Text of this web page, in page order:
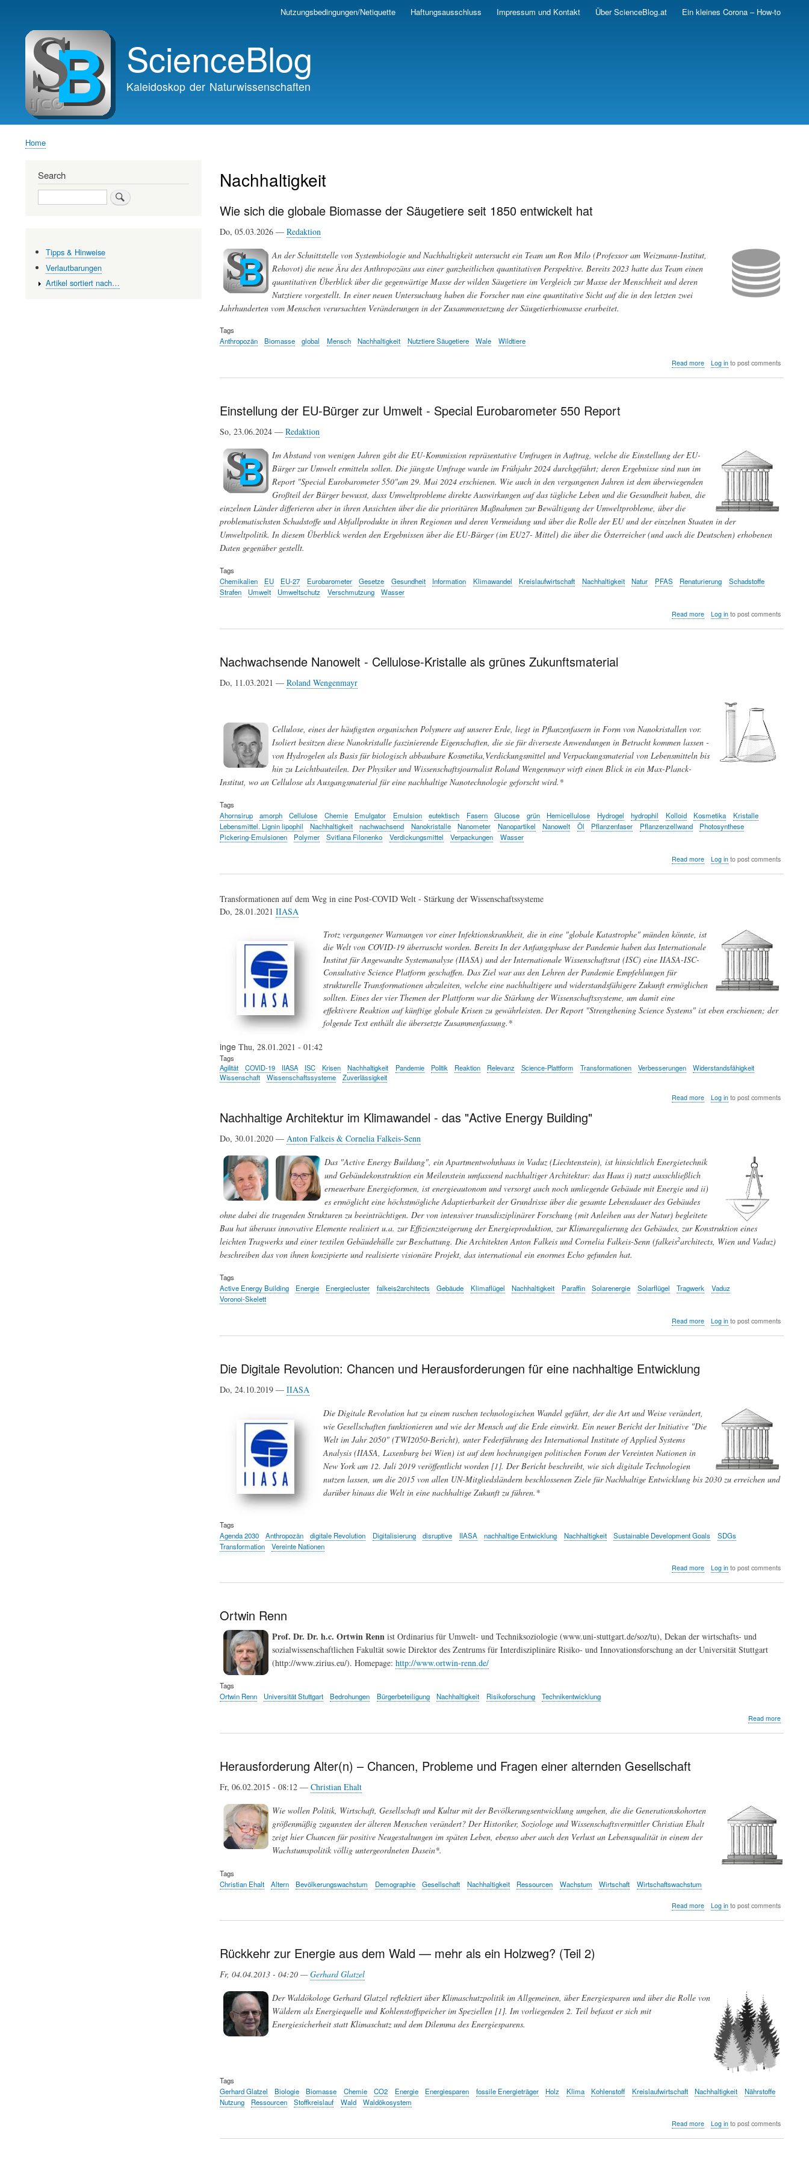
Skip
navigation
Nutzungsbedingungen/Netiquette Haftungsausschluss Impressum und Kontakt Über ScienceBlog.at Ein kleines Corona – How-to
ScienceBlog
Kaleidoskop der Naturwissenschaften
Home
Nachhaltigkeit
Wie sich die globale Biomasse der Säugetiere seit 1850 entwickelt hat
Do, 05.03.2026 — Redaktion
An der Schnittstelle von Systembiologie und Nachhaltigkeit untersucht ein Team um Ron Milo (Professor am Weizmann-Institut,
Rehovot) die neue Ära des Anthropozäns aus einer ganzheitlichen quantitativen Perspektive. Bereits 2023 hatte das Team einen
quantitativen Überblick über die gegenwärtige Masse der wilden Säugetiere im Vergleich zur Masse der Menschheit und deren
Nutztiere vorgestellt. In einer neuen Untersuchung haben die Forscher nun eine quantitative Sicht auf die in den letzten zwei
Jahrhunderten vom Menschen verursachten Veränderungen in der Zusammensetzung der Säugetierbiomasse erarbeitet.
Tags
Anthropozän
Biomasse global Mensch Nachhaltigkeit Nutztiere Säugetiere Wale Wildtiere
Read moreabout
entwickelt
Log into post comments
Einstellung der EU-Bürger zur Umwelt - Special Eurobarometer 550 Report
So, 23.06.2024 — Redaktion
Im Abstand von wenigen Jahren gibt die EU-Kommission repräsentative Umfragen in Auftrag, welche die Einstellung der EU-
Bürger zur Umwelt ermitteln sollen. Die jüngste Umfrage wurde im Frühjahr 2024 durchgeführt; deren Ergebnisse sind nun im
Report "Special Eurobarometer 550"am 29. Mai 2024 erschienen. Wie auch in den vergangenen Jahren ist dem überwiegenden
Großteil der Bürger bewusst, dass Umweltprobleme direkte Auswirkungen auf das tägliche Leben und die Gesundheit haben, die
einzelnen Länder differieren aber in ihren Ansichten über die die prioritären Maßnahmen zur Bewältigung der Umweltprobleme, über die
problematischsten Schadstoffe und Abfallprodukte in ihren Regionen und deren Vermeidung und über die Rolle der EU und der einzelnen Staaten in der
Umweltpolitik. In diesem Überblick werden den Ergebnissen über die EU-Bürger (im EU27- Mittel) die über die Österreicher (und auch die Deutschen) erhobenen
Daten gegenüber gestellt.
Tags
Chemikalien
EU EU-27 Eurobarometer Gesetze Gesundheit Information Klimawandel Kreislaufwirtschaft Nachhaltigkeit Natur PFAS Renaturierung
Schadstoffe
Strafen
Umwelt Umweltschutz Verschmutzung Wasser
Read moreabout
Eurobarometer
Log into post comments
Nachwachsende Nanowelt - Cellulose-Kristalle als grünes Zukunftsmaterial
Do, 11.03.2021 — Roland Wengenmayr
Cellulose, eines der häufigsten organischen Polymere auf unserer Erde, liegt in Pflanzenfasern in Form von Nanokristallen vor.
Isoliert besitzen diese Nanokristalle faszinierende Eigenschaften, die sie für diverseste Anwendungen in Betracht kommen lassen -
von Hydrogelen als Basis für biologisch abbaubare Kosmetika,Verdickungsmittel und Verpackungsmaterial von Lebensmitteln bis
hin zu Leichtbauteilen. Der Physiker und Wissenschaftsjournalist Roland Wengenmayr wirft einen Blick in ein Max-Planck-
Institut, wo an Cellulose als Ausgangsmaterial für eine nachhaltige Nanotechnologie geforscht wird.*
Tags
Ahornsirup
amorph Cellulose Chemie Emulgator Emulsion eutektisch Fasern Glucose grün Hemicellulose Hydrogel hydrophil Kolloid Kosmetika
Kristalle
Lebensmittel. Lignin lipophil
Nachhaltigkeit nachwachsend Nanokristalle Nanometer Nanopartikel Nanowelt Öl Pflanzenfaser Pflanzenzellwand
Photosynthese
Pickering-Emulsionen
Polymer Svitlana Filonenko Verdickungsmittel Verpackungen Wasser
Read moreabout
Zukunftsmaterial
Log into post comments
Transformationen auf dem Weg in eine Post-COVID Welt - Stärkung der Wissenschaftssysteme
Do, 28.01.2021 IIASA
Trotz vergangener Warnungen vor einer Infektionskrankheit, die in eine "globale Katastrophe" münden könnte, ist
die Welt von COVID-19 überrascht worden. Bereits In der Anfangsphase der Pandemie haben das Internationale
Institut für Angewandte Systemanalyse (IIASA) und der Internationale Wissenschaftsrat (ISC) eine IIASA-ISC-
Consultative Science Platform geschaffen. Das Ziel war aus den Lehren der Pandemie Empfehlungen für
strukturelle Transformationen abzuleiten, welche eine nachhaltigere und widerstandsfähigere Zukunft ermöglichen
sollten. Eines der vier Themen der Plattform war die Stärkung der Wissenschaftssysteme, um damit eine
effektivere Reaktion auf künftige globale Krisen zu gewährleisten. Der Report "Strengthening Science Systems" ist eben erschienen; der
folgende Text enthält die übersetzte Zusammenfassung.*
inge Thu, 28.01.2021 - 01:42
Tags
Agilität
COVID-19 IIASA ISC Krisen Nachhaltigkeit Pandemie Politik Reaktion Relevanz Science-Plattform Transformationen Verbesserungen
Widerstandsfähigkeit
Wissenschaft
Wissenschaftssysteme Zuverlässigkeit
Read moreabout
Post-
-
Stärkung
Wissenschaftssysteme
Log into post comments
Nachhaltige Architektur im Klimawandel - das "Active Energy Building"
Do, 30.01.2020 — Anton Falkeis & Cornelia Falkeis-Senn
Das "Active Energy Buildung", ein Apartmentwohnhaus in Vaduz (Liechtenstein), ist hinsichtlich Energietechnik
und Gebäudekonstruktion ein Meilenstein umfassend nachhaltiger Architektur: das Haus i) nutzt ausschließlich
erneuerbare Energieformen, ist energieautonom und versorgt auch noch umliegende Gebäude mit Energie und ii)
es ermöglicht eine höchstmögliche Adaptierbarkeit der Grundrisse über die gesamte Lebensdauer des Gebäudes
ohne dabei die tragenden Strukturen zu beeinträchtigen. Der von intensiver transdisziplinärer Forschung (mit Anleihen aus der Natur) begleitete
Bau hat überaus innovative Elemente realisiert u.a. zur Effizienzsteigerung der Energieproduktion, zur Klimaregulierung des Gebäudes, zur Konstruktion eines
leichten Tragwerks und einer textilen Gebäudehülle zur Beschattung. Die Architekten Anton Falkeis und Cornelia Falkeis-Senn (falkeis2architects, Wien und Vaduz)
beschreiben das von ihnen konzipierte und realisierte visionäre Projekt, das international ein enormes Echo gefunden hat.
Tags
Active Energy Building
Energie Energiecluster falkeis2architects Gebäude Klimaflügel Nachhaltigkeit Paraffin Solarenergie Solarflügel Tragwerk
Vaduz
Voronoi-Skelett
Read moreabout
Log into post comments
Die Digitale Revolution: Chancen und Herausforderungen für eine nachhaltige Entwicklung
Do, 24.10.2019 — IIASA
Die Digitale Revolution hat zu einem raschen technologischen Wandel geführt, der die Art und Weise verändert,
wie Gesellschaften funktionieren und wie der Mensch auf die Erde einwirkt. Ein neuer Bericht der Initiative "Die
Welt im Jahr 2050" (TWI2050-Bericht), unter Federführung des International Institute of Applied Systems
Analysis (IIASA, Laxenburg bei Wien) ist auf dem hochrangigen politischen Forum der Vereinten Nationen in
New York am 12. Juli 2019 veröffentlicht worden [1]. Der Bericht beschreibt, wie sich digitale Technologien
nutzen lassen, um die 2015 von allen UN-Mitgliedsländern beschlossenen Ziele für Nachhaltige Entwicklung bis 2030 zu erreichen und
darüber hinaus die Welt in eine nachhaltige Zukunft zu führen.*
Tags
Agenda 2030
Anthropozän digitale Revolution Digitalisierung disruptive IIASA nachhaltige Entwicklung Nachhaltigkeit Sustainable Development Goals
SDGs
Transformation
Vereinte Nationen
Read moreabout
für
eine
Log into post comments
Ortwin Renn
Prof. Dr. Dr. h.c. Ortwin Rennist Ordinarius für Umwelt- und Techniksoziologie (www.uni-stuttgart.de/soz/tu), Dekan der wirtschafts- und
sozialwissenschaftlichen Fakultät sowie Direktor des Zentrums für Interdisziplinäre Risiko- und Innovationsforschung an der Universität Stuttgart
(http://www.zirius.eu/). Homepage: http://www.ortwin-renn.de/
Tags
Ortwin Renn
Universität Stuttgart Bedrohungen Bürgerbeteiligung Nachhaltigkeit Risikoforschung Technikentwicklung
Read moreabout
Herausforderung Alter(n) – Chancen, Probleme und Fragen einer alternden Gesellschaft
Fr, 06.02.2015 - 08:12 — Christian Ehalt
Wie wollen Politik, Wirtschaft, Gesellschaft und Kultur mit der Bevölkerungsentwicklung umgehen, die die Generationskohorten
größenmäßig zugunsten der älteren Menschen verändert? Der Historiker, Soziologe und Wissenschaftsvermittler Christian Ehalt
zeigt hier Chancen für positive Neugestaltungen im späten Leben, ebenso aber auch den Verlust an Lebensqualität in einem der
Wachstumspolitik völlig untergeordneten Dasein*.
Tags
Christian Ehalt
Altern Bevölkerungswachstum Demographie Gesellschaft Nachhaltigkeit Ressourcen Wachstum Wirtschaft Wirtschaftswachstum
Read moreabout
alternden
Gesellschaft
Log into post comments
Rückkehr zur Energie aus dem Wald — mehr als ein Holzweg? (Teil 2)
Fr, 04.04.2013 - 04:20 —Gerhard Glatzel
Der Waldökologe Gerhard Glatzel reflektiert über Klimaschutzpolitik im Allgemeinen, über Energiesparen und über die Rolle von
Wäldern als Energiequelle und Kohlenstoffspeicher im Speziellen [1]. Im vorliegenden 2. Teil befasst er sich mit
Energiesicherheit statt Klimaschutz und dem Dilemma des Energiesparens.
Tags
Gerhard Glatzel
Biologie Biomasse Chemie CO2 Energie Energiesparen fossile Energieträger Holz Klima Kohlenstoff Kreislaufwirtschaft Nachhaltigkeit
Nährstoffe
Nutzung
Ressourcen Stoffkreislauf Wald Waldökosystem
Read moreabout
Log into post comments
Search
Search
Tipps & Hinweise
Verlautbarungen
Artikel sortiert nach…